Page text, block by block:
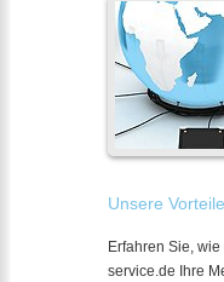
Unsere
Erfahren Sie,
service.de Ihre